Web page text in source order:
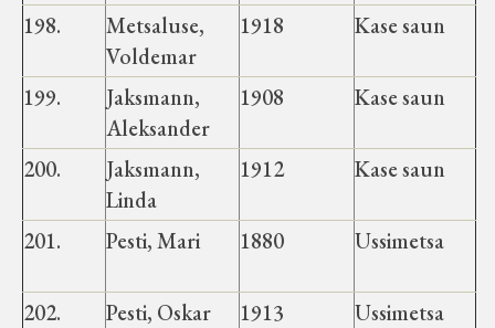
198.
Metsaluse,
Voldemar
1918 Kase saun
199.
Jaksmann,
Aleksander
1908 Kase saun
200.
Jaksmann,
Linda
1912 Kase saun
201. Pesti, Mari 1880 Ussimetsa
202. Pesti, Oskar 1913 Ussimetsa